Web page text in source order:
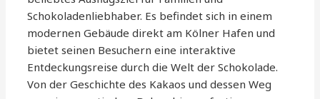
Schokoladenliebhaber. Es befindet sich in einem
modernen Gebäude direkt am Kölner Hafen und
bietet seinen Besuchern eine interaktive
Entdeckungsreise durch die Welt der Schokolade.
Von der Geschichte des Kakaos und dessen Weg